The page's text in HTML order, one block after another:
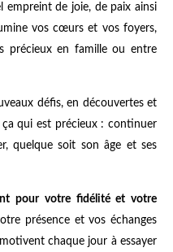
empreint de joie, de paix ainsi
vos cœurs et vos foyers,
précieux en famille ou entre
défis, en découvertes et
qui est précieux : continuer
quelque soit son âge et ses
pour votre fidélité et votre
présence et vos échanges
chaque jour à essayer